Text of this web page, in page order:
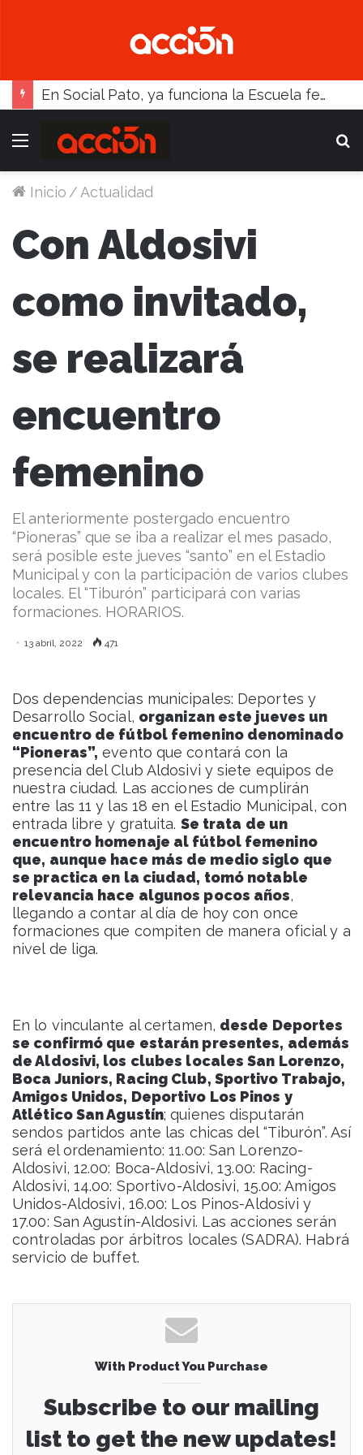
En Social Pato, ya funciona la Escuela femenina de paleta
Menú
Inicio /Actualidad
Con Aldosivi
como invitado,
se realizará
encuentro
femenino
El anteriormente postergado encuentro
“Pioneras” que se iba a realizar el mes pasado,
será posible este jueves “santo” en el Estadio
Municipal y con la participación de varios clubes
locales. El “Tiburón” participará con varias
formaciones. HORARIOS.
13 abril, 2022 471
Dos dependencias municipales: Deportes y
Desarrollo Social, organizan este jueves un
encuentro de fútbol femenino denominado
“Pioneras”, evento que contará con la
presencia del Club Aldosivi y siete equipos de
nuestra ciudad. Las acciones de cumplirán
entre las 11 y las 18 en el Estadio Municipal, con
entrada libre y gratuita. Se trata de un
encuentro homenaje al fútbol femenino
que, aunque hace más de medio siglo que
se practica en la ciudad, tomó notable
relevancia hace algunos pocos años,
llegando a contar al día de hoy con once
formaciones que compiten de manera oficial y a
nivel de liga.
En lo vinculante al certamen, desde Deportes
se confirmó que estarán presentes, además
de Aldosivi, los clubes locales San Lorenzo,
Boca Juniors, Racing Club, Sportivo Trabajo,
Amigos Unidos, Deportivo Los Pinos y
Atlético San Agustín; quienes disputarán
sendos partidos ante las chicas del “Tiburón”. Así
será el ordenamiento: 11.00: San Lorenzo-
Aldosivi, 12.00: Boca-Aldosivi, 13.00: Racing-
Aldosivi, 14.00: Sportivo-Aldosivi, 15.00: Amigos
Unidos-Aldosivi, 16.00: Los Pinos-Aldosivi y
17.00: San Agustín-Aldosivi. Las acciones serán
controladas por árbitros locales (SADRA). Habrá
servicio de buffet.
With Product You Purchase
Subscribe to our mailing
list to get the new updates!